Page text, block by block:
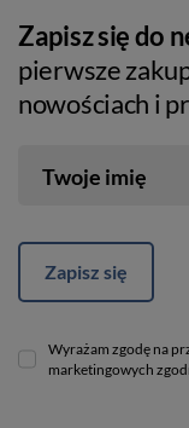
Zapisz się do
pierwsze
nowościach i
Twoje imię
Zapisz się
Wyrażam zgodę na
marketingowych